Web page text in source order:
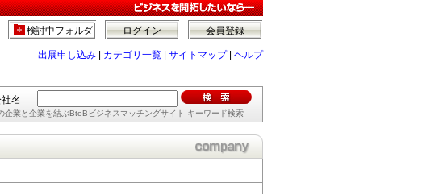
会員登録
ログイン
検討中フォルダ
出展申し込み カテゴリ一覧 サイトマップ| ヘルプ
名
企業と企業を結ぶBtoBビジネスマッチングサイト キーワード検索